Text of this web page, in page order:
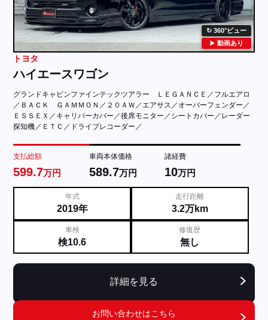
360°ビュー
動画あり
トヨタ
ハイエースワゴン
グランドキャビンファインテックツアラー ＬＥＧＡＮＣＥ／フルエアロ
／ＢＡＣＫ ＧＡＭＭＯＮ／２０ＡＷ／エアサス／オーバーフェンダー／
ＥＳＳＥＸ／キャリパーカバー／後席モニター／シートカバー／レーダー
探知機／ＥＴＣ／ドライブレコーダー／
支払総額
599.7万円
車両本体価格
589.7万円
諸経費
10万円
年式
2019年
走行距離
3.2万km
車検
検10.6
修復歴
無し
詳細を見る
お問い合わせはこちら